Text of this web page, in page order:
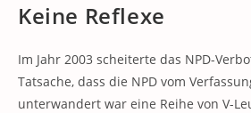
Keine Reflexe
Im Jahr 2003 scheiterte das NPD-
Tatsache, dass die NPD vom
unterwandert war eine Reihe von V-